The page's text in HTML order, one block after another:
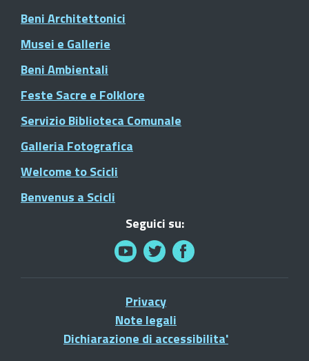
Beni Architettonici
Musei e Gallerie
Beni Ambientali
Feste Sacre e Folklore
Servizio Biblioteca Comunale
Galleria Fotografica
Welcome to Scicli
Benvenus a Scicli
Seguici su:
Privacy
Note legali
Dichiarazione di accessibilita'